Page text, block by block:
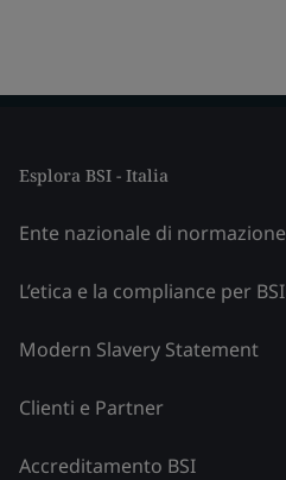
Esplora BSI - Italia
Ente nazionale di normazione
L’etica e la compliance per BSI
Modern Slavery Statement
Clienti e Partner
Accreditamento BSI